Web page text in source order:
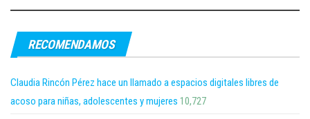
RECOMENDAMOS
Claudia Rincón Pérez hace un llamado a espacios digitales libres de
acoso para niñas, adolescentes y mujeres 10,727